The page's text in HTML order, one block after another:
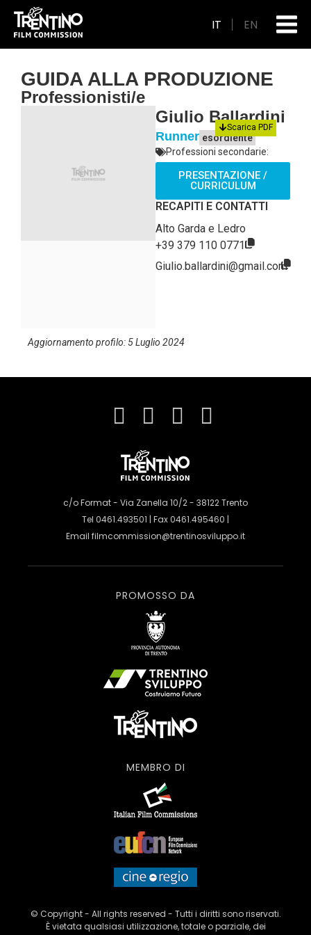
IT EN
GUIDA ALLA PRODUZIONE
Professionisti/e
Scarica PDF
Giulio Ballardini
Runner esordiente
Professioni secondarie:
PRESENTAZIONE /
CURRICULUM
RECAPITI E CONTATTI
Alto Garda e Ledro
+39 379 110 0771
Giulio.ballardini@gmail.com
Aggiornamento profilo: 5 Luglio 2024
c/o Format - Via Zanella 10/2 - 38122 Trento
Tel 0461.493501 | Fax 0461.495460 |
Email filmcommission@trentinosviluppo.it
PROMOSSO DA
MEMBRO DI
© Copyright - All rights reserved - Tutti i diritti sono riservati.
È vietata qualsiasi utilizzazione, totale o parziale, dei